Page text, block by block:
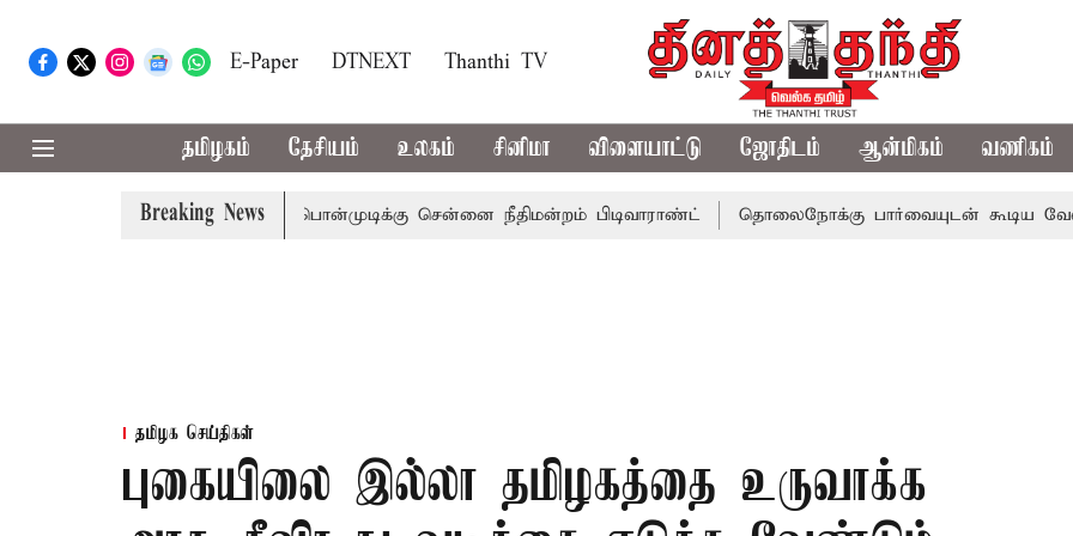
E-Paper DTNEXT Thanthi TV
தமிழகம் தேசியம் உலகம் சினிமா விளையாட்டு ஜோதிடம் ஆன்மிகம் வணிகம்
Breaking News
முன்னாள் அமைச்சர் பொன்முடிக்கு சென்னை நீதிமன்றம் பிடிவாராண்ட் தொலைநோக்கு பார்வையுடன் கூடிய வேளாண்
தமிழக செய்திகள்
புகையிலை இல்லா தமிழகத்தை உருவாக்க